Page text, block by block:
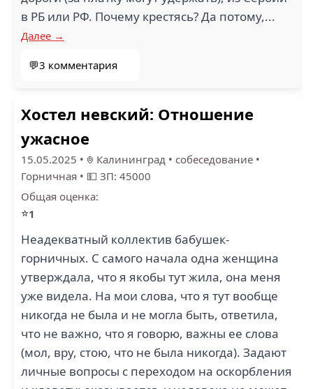
в РБ или РФ. Почему крестясь? Да потому,...
Далее →
💬3 комментария
Хостел невский: Отношение
ужасное
15.05.2025 • Калининград • собеседование •
Горничная • 💵 ЗП: 45000
Общая оценка:
⭐1
Неадекватный коллектив бабушек-
горничных. С самого начала одна женщина
утверждала, что я якобы тут жила, она меня
уже видела. На мои слова, что я тут вообще
никогда не была и не могла быть, ответила,
что не важно, что я говорю, важны ее слова
(мол, вру, стою, что не была никогда). Задают
личные вопросы с переходом на оскорбления